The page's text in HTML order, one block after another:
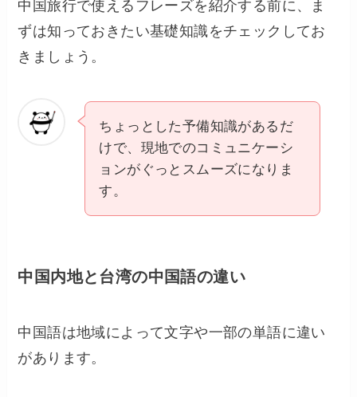
中国旅行で使えるフレーズを紹介する前に、ま
ずは知っておきたい基礎知識をチェックしてお
きましょう。
ちょっとした予備知識があるだ
けで、現地でのコミュニケーシ
ョンがぐっとスムーズになりま
す。
中国内地と台湾の中国語の違い
中国語は地域によって文字や一部の単語に違い
があります。